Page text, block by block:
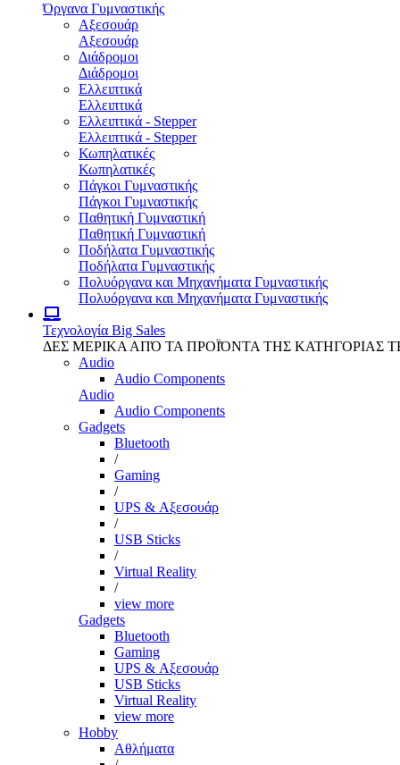
Όργανα Γυμναστικής
Αξεσουάρ
Αξεσουάρ
Διάδρομοι
Διάδρομοι
Ελλειπτικά
Ελλειπτικά
Ελλειπτικά - Stepper
Ελλειπτικά - Stepper
Κωπηλατικές
Κωπηλατικές
Πάγκοι Γυμναστικής
Πάγκοι Γυμναστικής
Παθητική Γυμναστική
Παθητική Γυμναστική
Ποδήλατα Γυμναστικής
Ποδήλατα Γυμναστικής
Πολυόργανα και Μηχανήματα Γυμναστικής
Πολυόργανα και Μηχανήματα Γυμναστικής
Τεχνολογία Big Sales
ΔΕΣ ΜΕΡΙΚΑ ΑΠΌ ΤΑ ΠΡΟΪΌΝΤΑ ΤΗΣ ΚΑΤΗΓΟΡΙΑΣ
Audio
Audio Components
Audio
Audio Components
Gadgets
Bluetooth
/
Gaming
/
UPS & Αξεσουάρ
/
USB Sticks
/
Virtual Reality
/
view more
Gadgets
Bluetooth
Gaming
UPS & Αξεσουάρ
USB Sticks
Virtual Reality
view more
Hobby
Αθλήματα